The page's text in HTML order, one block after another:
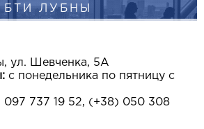
БТИ ЛУБНЫ
ул. Шевченка, 5А
с понедельника по пятницу с
097 737 19 52, (+38) 050 308